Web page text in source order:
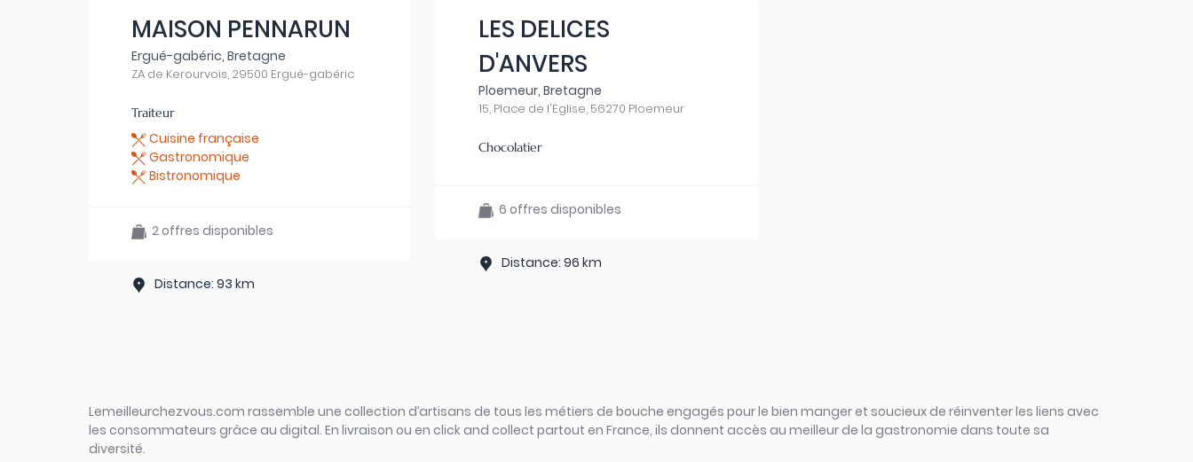
MAISON PENNARUN
Ergué-gabéric, Bretagne
ZA de Kerourvois, 29500 Ergué-gabéric
Traiteur
Cuisine française
Gastronomique
Bistronomique
2 offres disponibles
Distance: 93 km
LES DELICES
D'ANVERS
Ploemeur, Bretagne
15, Place de l'Eglise, 56270 Ploemeur
Chocolatier
6 offres disponibles
Distance: 96 km
Lemeilleurchezvous.com rassemble une collection d’artisans de tous les métiers de bouche engagés pour le bien manger et soucieux de réinventer les liens avec
les consommateurs grâce au digital. En livraison ou en click and collect partout en France, ils donnent accès au meilleur de la gastronomie dans toute sa
diversité.